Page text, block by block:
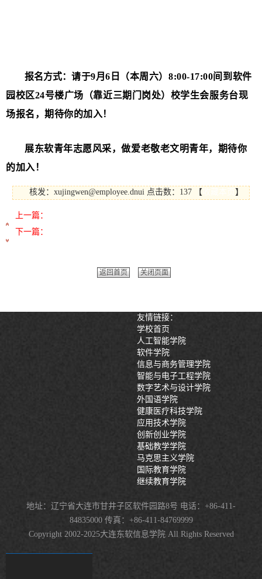
报名方式： 请于9月6日（本周六）8:00-17:00间到软件
园校区24号楼广场（靠近三期门岗处）校学生会服务台现
场报名，期待你的加入！
展东软青年志愿风采，做爱老敬老文明青年， 期待你
的加入！
核发：xujingwen@employee.dnui 点击数：137 【 】
上一篇：
下一篇：
返回首页 关闭页面
友情链接：
学校首页
人工智能学院
软件学院
信息与商务管理学院
智能与电子工程学院
数字艺术与设计学院
外国语学院
健康医疗科技学院
应用技术学院
创新创业学院
基础教学学院
马克思主义学院
国际教育学院
继续教育学院
地址：辽宁省大连市甘井子区软件园路8号 电话：+86-411-
84835000 传真：+86-411-84769999
Copyright 2002-2025大连东软信息学院 All Rights Reserved